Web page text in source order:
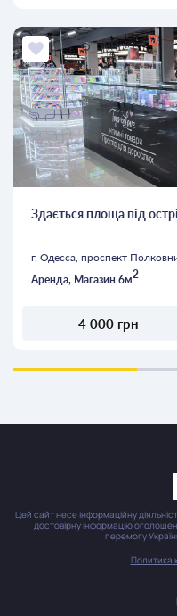
Здається площа під
г. Одесса, проспект
Аренда, Магазин 6м2
4 000 грн
Цей сайт несе інформаційну
достовірну інформацію
перемогу
Политика